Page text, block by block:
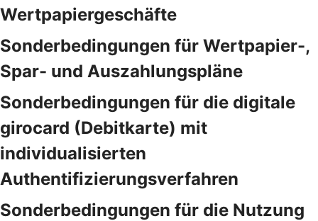
Wertpapiergeschäfte
Sonderbedingungen für Wertpapier-,
Spar- und Auszahlungspläne
Sonderbedingungen für die digitale
girocard (Debitkarte) mit
individualisierten
Authentifizierungsverfahren
Sonderbedingungen für die Nutzung